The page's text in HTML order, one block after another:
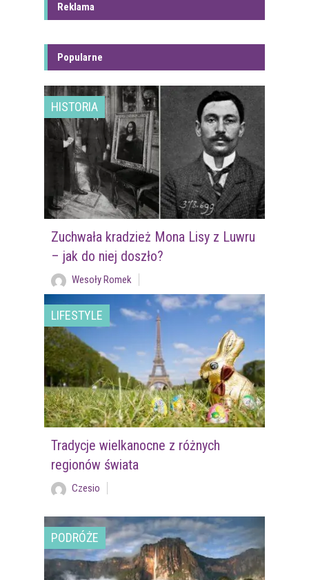
Reklama
Popularne
HISTORIA
Zuchwała kradzież Mona Lisy z Luwru
– jak do niej doszło?
Wesoły Romek
LIFESTYLE
Tradycje wielkanocne z różnych
regionów świata
Czesio
PODRÓŻE